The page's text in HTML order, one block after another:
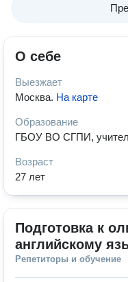
О себе
Выезжает
Москва. На карте
Образование
ГБОУ ВО СГПИ,
Возраст
27 лет
Подготовка к
английскому
Репетиторы и обучение